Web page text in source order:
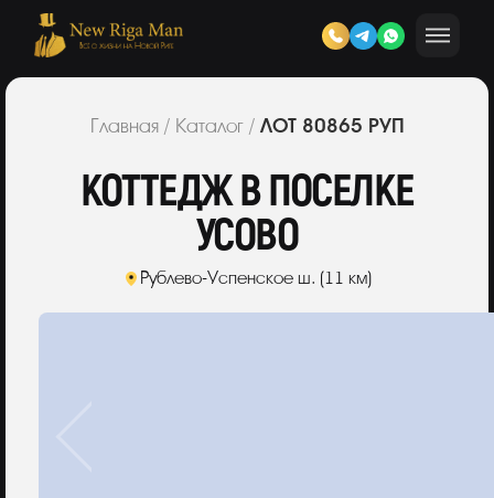
Главная/ Каталог/ ЛОТ 80865 РУП
КОТТЕДЖ В ПОСЕЛКЕ
УСОВО
Рублево-Успенское ш. (11 км)